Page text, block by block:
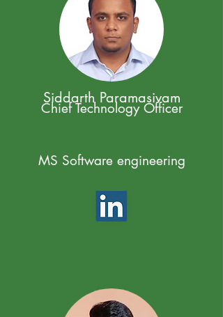
Siddarth Paramasivam
Chief Technology Officer
MS Software engineering